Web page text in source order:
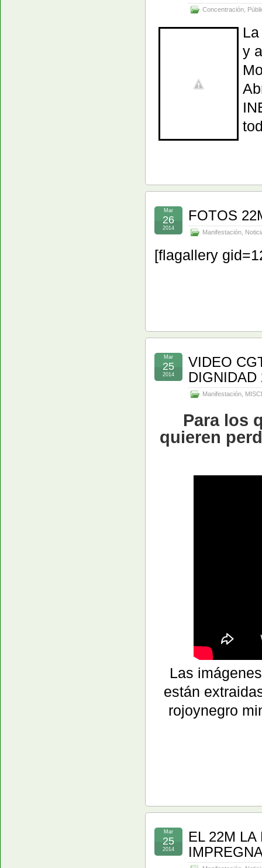
Concentración
y
FOTOS
Manifestación
Mar
26
2014
[flagallery
VIDEO
DIGNIDAD
Manifestación
Mar
25
2014
Para los
quieren
Las
están
rojoynegro
EL 22M
Mar
25
2014